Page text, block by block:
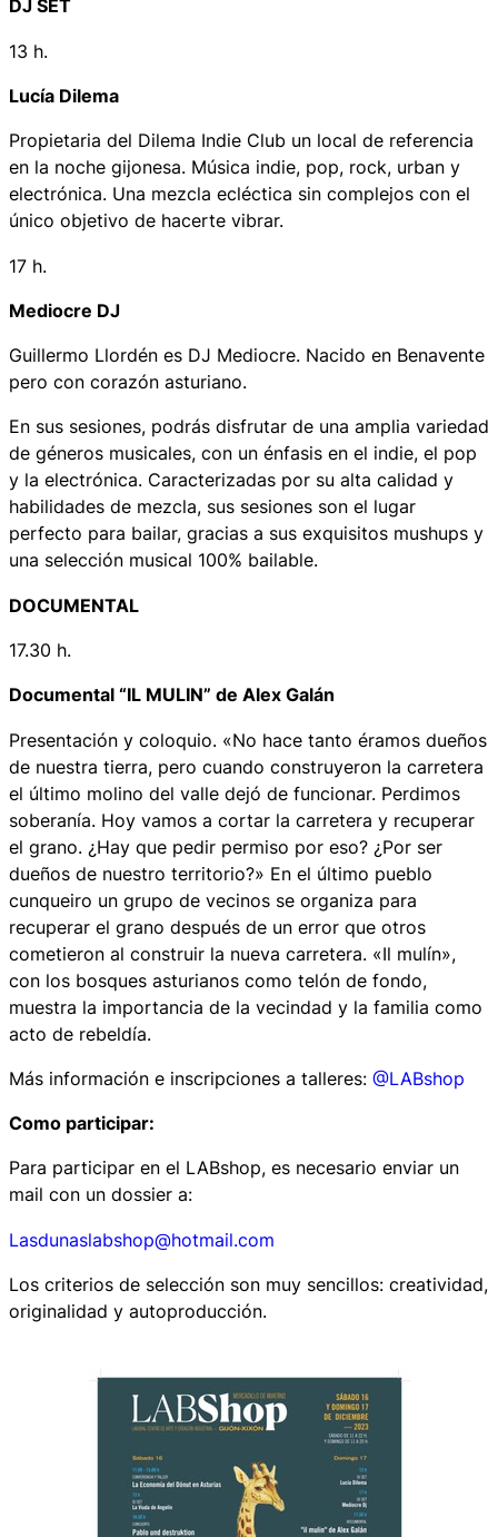
DJ SET
13 h.
Lucía Dilema
Propietaria del Dilema Indie Club un local de referencia
en la noche gijonesa. Música indie, pop, rock, urban y
electrónica. Una mezcla ecléctica sin complejos con el
único objetivo de hacerte vibrar.
17 h.
Mediocre DJ
Guillermo Llordén es DJ Mediocre. Nacido en Benavente
pero con corazón asturiano.
En sus sesiones, podrás disfrutar de una amplia variedad
de géneros musicales, con un énfasis en el indie, el pop
y la electrónica. Caracterizadas por su alta calidad y
habilidades de mezcla, sus sesiones son el lugar
perfecto para bailar, gracias a sus exquisitos mushups y
una selección musical 100% bailable.
DOCUMENTAL
17.30 h.
Documental “IL MULIN” de Alex Galán
Presentación y coloquio. «No hace tanto éramos dueños
de nuestra tierra, pero cuando construyeron la carretera
el último molino del valle dejó de funcionar. Perdimos
soberanía. Hoy vamos a cortar la carretera y recuperar
el grano. ¿Hay que pedir permiso por eso? ¿Por ser
dueños de nuestro territorio?» En el último pueblo
cunqueiro un grupo de vecinos se organiza para
recuperar el grano después de un error que otros
cometieron al construir la nueva carretera. «Il mulín»,
con los bosques asturianos como telón de fondo,
muestra la importancia de la vecindad y la familia como
acto de rebeldía.
Más información e inscripciones a talleres: @LABshop
Como participar:
Para participar en el LABshop, es necesario enviar un
mail con un dossier a:
Lasdunaslabshop@hotmail.com
Los criterios de selección son muy sencillos: creatividad,
originalidad y autoproducción.